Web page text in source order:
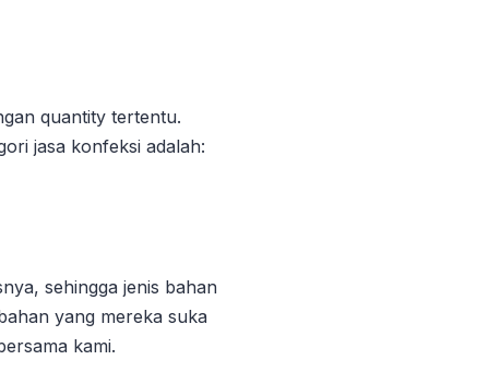
quantity tertentu.
jasa konfeksi adalah:
sehingga jenis bahan
yang mereka suka
kami.